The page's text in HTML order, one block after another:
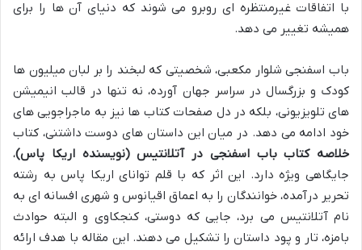
با اتفاقات غیرمنتظره ای روبرو می شوند که دنیای آن ها را برای
همیشه تغییر می دهد.
باب اسفنجی شلوار مکعبی، شخصیتی که لبخند را بر لبان میلیون ها
کودک و بزرگسال در سراسر جهان آورده، نه تنها در قالب انیمیشن
های تلویزیونی، بلکه در دل صفحات کتاب ها نیز به ماجراجویی های
خود ادامه می دهد. در میان این داستان های دوست داشتنی، کتاب
خلاصه کتاب باب اسفنجی در آتلانتیس (نویسنده اریکا پاس)،
جایگاهی ویژه دارد. این اثر که با قلم توانای اریکا پاس به رشته
تحریر درآمده، خوانندگان را به اعماق اقیانوس و شهری افسانه ای به
نام آتلانتیس می برد، جایی که دوستی، کنجکاوی و البته حوادث
بامزه، تار و پود داستان را تشکیل می دهند. این مقاله با هدف ارائه